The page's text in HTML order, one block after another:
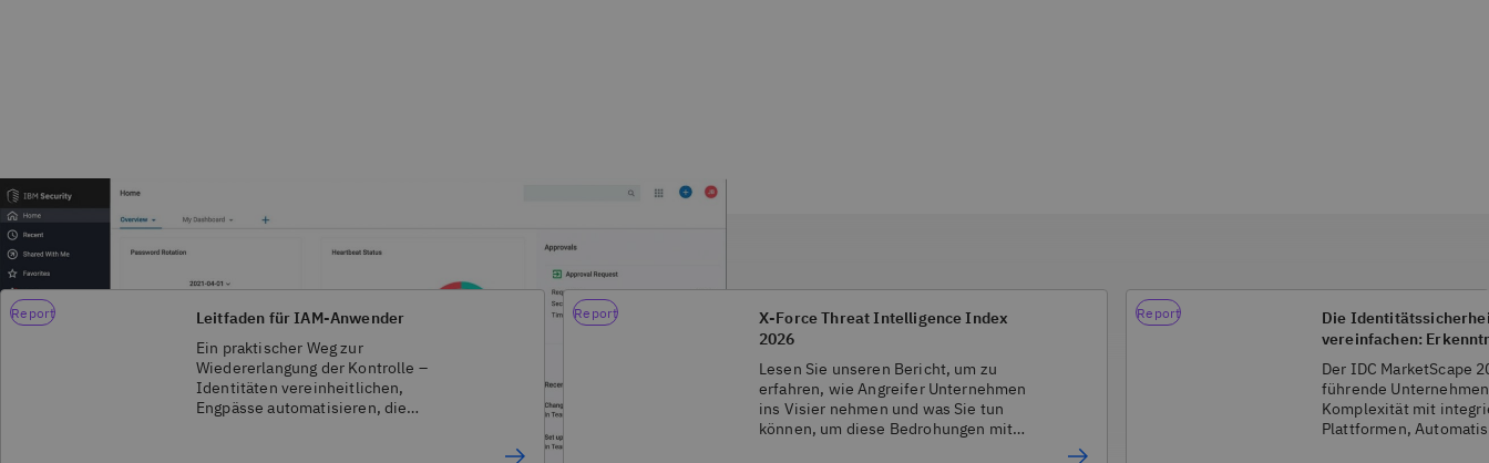
Entdecken Sie, was neu ist
Report
Leitfaden für IAM-Anwender
Ein praktischer Weg zur
Wiedererlangung der Kontrolle –
Identitäten vereinheitlichen,
Engpässe automatisieren, die
Report
X-Force Threat Intelligence Index
2026
Lesen Sie unseren Bericht, um zu
erfahren, wie Angreifer Unternehmen
ins Visier nehmen und was Sie tun
können, um diese Bedrohungen mit
Report
Die
vereinfachen:
MarketScape
Der IDC MarketScape
führende
Komplexität mit
Plattformen,